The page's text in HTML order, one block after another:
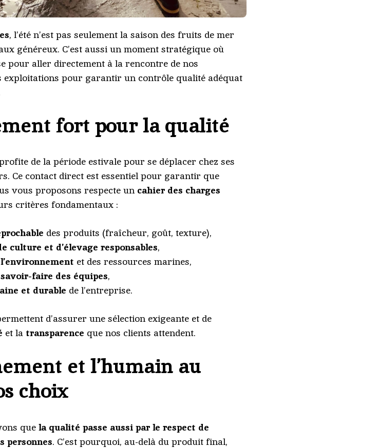
, l’été n’est pas seulement la saison des fruits de mer
généreux. C’est aussi un moment stratégique où
pour aller directement à la rencontre de nos
exploitations pour garantir un contrôle qualité adéquat
fort pour la qualité
de la période estivale pour se déplacer chez ses
Ce contact direct est essentiel pour garantir que
vous proposons respecte un cahier des charges
critères fondamentaux :
des produits (fraîcheur, goût, texture),
culture et d’élevage responsables,
et des ressources marines,
faire des équipes,
et durable de l’entreprise.
d’assurer une sélection exigeante et de
et la transparence que nos clients attendent.
et l’humain au
choix
que la qualité passe aussi par le respect de
personnes. C’est pourquoi, au-delà du produit final,